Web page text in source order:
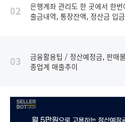
02
은행계좌 관리도 한 곳에서 한
출금내역, 통장잔액, 정산금 입
03
금융활용팁 / 정산예정금, 판매
종업계 매출추이